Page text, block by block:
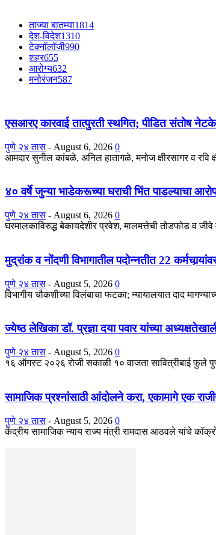
ताज्या बातम्या1814
देश-विदेश1310
टेक्नॉलॉजी990
शहर655
आरोग्य632
मनोरंजन587
एसआरए कारवाई तात्पुरती स्थगित; पीडित संतोष नेटके
पुणे २४ तास - August 6, 2026 0
आमदार सुनील कांबळे, अनिल हातागळे, मनोज क्षीरसागर व रवि
४० वर्षे जुन्या भाडेकरूच्या घराची भिंत पाडल्याचा
पुणे २४ तास - August 6, 2026 0
घरमालकाविरुद्ध बेकायदेशीर प्रवेश, मालमत्तेची तोडफोड व
मुद्रांक व नोंदणी विभागातील पदोन्नतीत 22
पुणे २४ तास - August 5, 2026 0
विभागीय चौकशीच्या विलंबाचा फटका; न्यायालयात दाद
ज्येष्ठ लेखिका डॉ. प्रज्ञा दया पवार यांच्या
पुणे २४ तास - August 5, 2026 0
१६ ऑगस्ट २०२६ रोजी सकाळी १० वाजता सावित्रीबाई फुले
सामाजिक प्रश्नांसाठी आंदोलने करा, एकामागे एक
पुणे २४ तास - August 5, 2026 0
केंद्रीय सामाजिक न्याय राज्य मंत्री रामदास आठवले यांचे